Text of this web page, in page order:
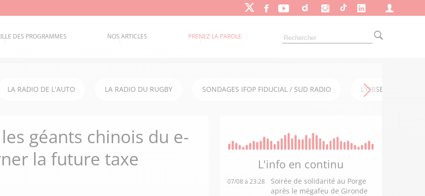
DES PROGRAMMES NOS ARTICLES PRENEZ LA PAROLE
LA RADIO DE L'AUTO LA RADIO DU RUGBY SONDAGES IFOP FIDUCIAL / SUD RADIO L'OBSERVATOIRE
géants chinois du e-
la future taxe
L'info en continu
07/08 à 23:28
Soirée de solidarité au Porge
après le mégafeu de Gironde